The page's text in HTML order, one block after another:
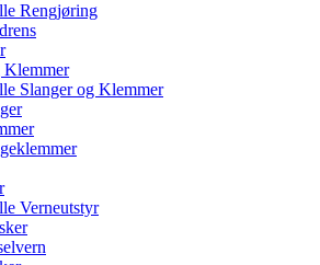
Rengjøring
Klemmer
Slanger og Klemmer
Verneutstyr